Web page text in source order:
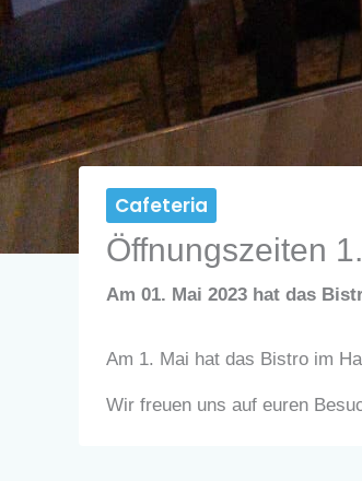
Cafeteria
Öffnungszeiten
Am 01. Mai 2023 hat das
Am 1. Mai hat das Bistro im
Wir freuen uns auf euren